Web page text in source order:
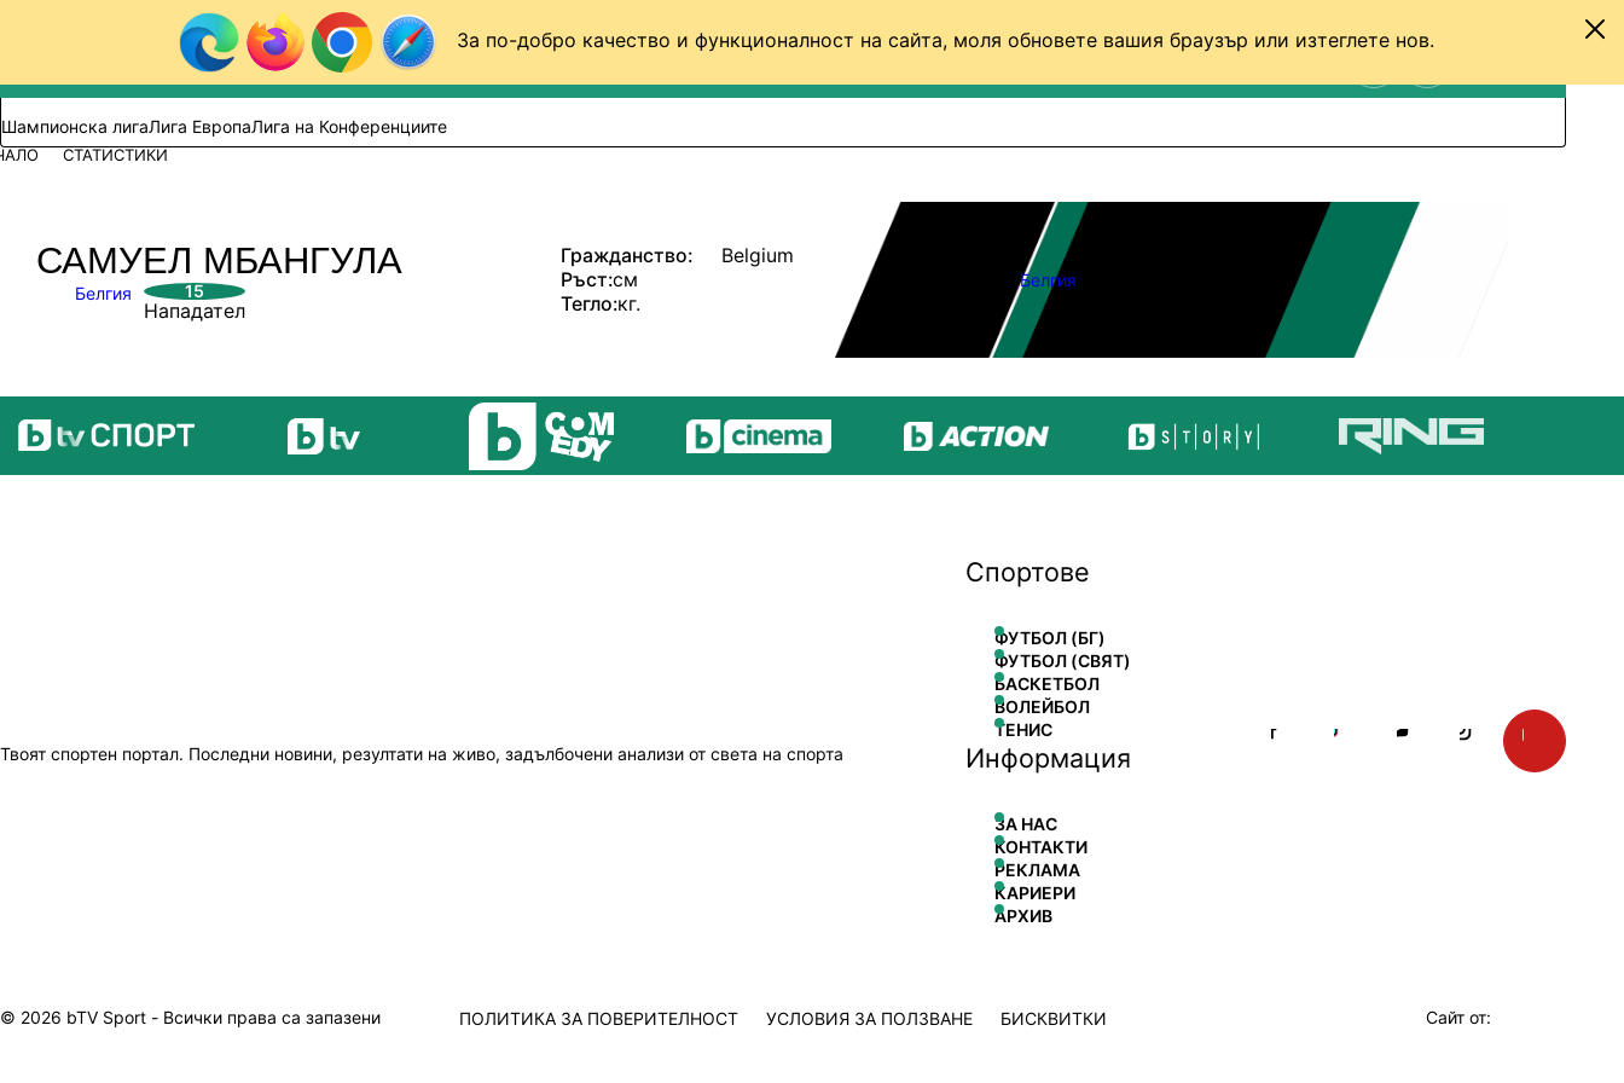
За по-добро качество и функционалност на сайта, моля обновете вашия браузър или изтеглете нов.
Към съдържанието
Търси в сайта
ВИДЕО ФУТБОЛ (БГ)
Шампионска лигаЛига ЕвропаЛига на Конференциите
СТАТИСТИКИ
САМУЕЛ МБАНГУЛА
Белгия 15
Нападател
Гражданство:
Belgium
Ръст:см
Тегло:кг.
Белгия
Твоят спортен портал. Последни новини, резултати на живо, задълбочени анализи от света на спорта
Спортове
ФУТБОЛ (БГ)
ФУТБОЛ (СВЯТ)
БАСКЕТБОЛ
ВОЛЕЙБОЛ
ТЕНИС
Информация
ЗА НАС
КОНТАКТИ
РЕКЛАМА
КАРИЕРИ
АРХИВ
© 2026 bTV Sport - Всички права са запазени ПОЛИТИКА ЗА ПОВЕРИТЕЛНОСТ УСЛОВИЯ ЗА ПОЛЗВАНЕ БИСКВИТКИ Сайт от: